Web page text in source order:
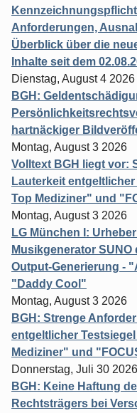
Anforderungen,
Überblick über die
Inhalte seit dem
Dienstag, August 4 2026
BGH:
hartnäckiger
Montag, August 3 2026
Volltext BGH liegt vor:
Lauterkeit
Top Mediziner" und
Montag, August 3 2026
LG München I:
Musikgenerator
Output-Generierung -
"Daddy Cool"
Montag, August 3 2026
BGH: Strenge
entgeltlicher
Mediziner" und
Donnerstag, Juli 30 2026
BGH: Keine Haftung
Rechtsträgers bei